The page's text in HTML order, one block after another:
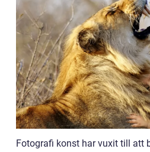
Fotografi konst har vuxit till att